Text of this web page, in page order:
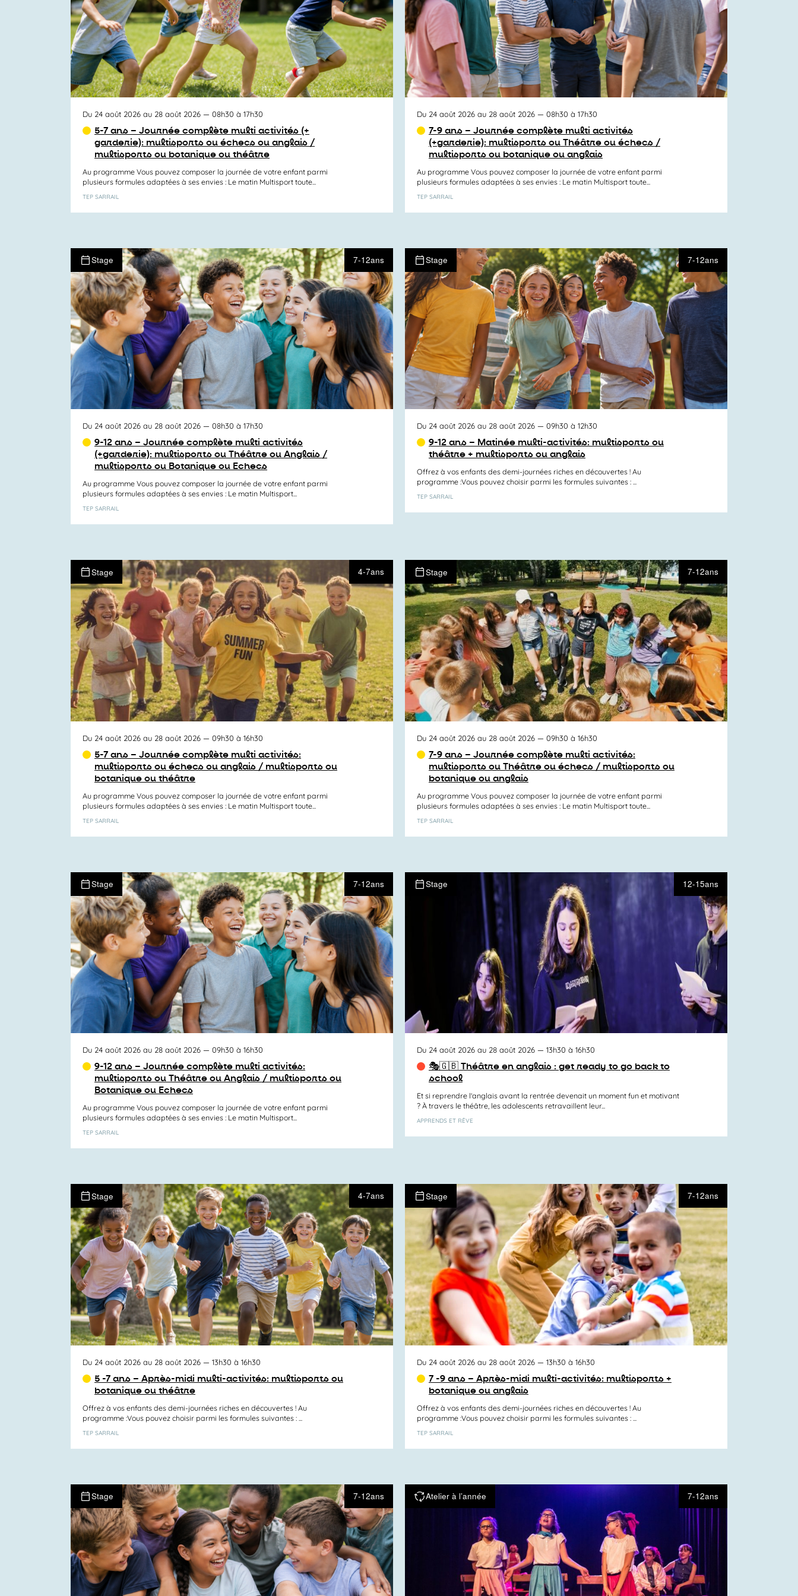
Activités
Du 24 août 2026 au 28 août 2026 — 08h30 à 17h30
5-7 ans – Journée complète multi activités (+
garderie): multisports ou échecs ou anglais /
multisports ou botanique ou théâtre
Au programme Vous pouvez composer la journée de votre enfant parmi
plusieurs formules adaptées à ses envies : Le matin Multisport toute...
TEP SARRAIL
Du 24 août 2026 au 28 août 2026— 08h30 à 17h30
7-9 ans – Journée complète multi activités
(+garderie): multisports ou Théâtre ou échecs /
multisports ou botanique ou anglais
Au programme Vous pouvez composer la journée de votre enfant parmi
plusieurs formules adaptées à ses envies : Le matin Multisport toute...
TEP SARRAIL
Stage 7-12ans
Du 24 août 2026 au 28 août 2026 — 08h30 à 17h30
9-12 ans – Journée complète multi activités
(+garderie): multisports ou Théâtre ou Anglais /
multisports ou Botanique ou Echecs
Au programme Vous pouvez composer la journée de votre enfant parmi
plusieurs formules adaptées à ses envies : Le matin Multisport...
TEP SARRAIL
Stage 7-12ans
Du 24 août 2026 au 28 août 2026— 09h30 à 12h30
9-12 ans – Matinée multi-activités: multisports ou
théâtre + multisports ou anglais
Offrez à vos enfants des demi-journées riches en découvertes ! Au
programme :Vous pouvez choisir parmi les formules suivantes : ...
TEP SARRAIL
Stage 4-7ans
Du 24 août 2026 au 28 août 2026 — 09h30 à 16h30
5-7 ans – Journée complète multi activités:
multisports ou échecs ou anglais / multisports ou
botanique ou théâtre
Au programme Vous pouvez composer la journée de votre enfant parmi
plusieurs formules adaptées à ses envies : Le matin Multisport toute...
TEP SARRAIL
Stage 7-12ans
Du 24 août 2026 au 28 août 2026— 09h30 à 16h30
7-9 ans – Journée complète multi activités:
multisports ou Théâtre ou échecs / multisports ou
botanique ou anglais
Au programme Vous pouvez composer la journée de votre enfant parmi
plusieurs formules adaptées à ses envies : Le matin Multisport toute...
TEP SARRAIL
Stage 7-12ans
Du 24 août 2026 au 28 août 2026 — 09h30 à 16h30
9-12 ans – Journée complète multi activités:
multisports ou Théâtre ou Anglais / multisports ou
Botanique ou Echecs
Au programme Vous pouvez composer la journée de votre enfant parmi
plusieurs formules adaptées à ses envies : Le matin Multisport...
TEP SARRAIL
Stage 12-15ans
Du 24 août 2026 au 28 août 2026— 13h30 à 16h30
🎭🇬🇧 Théâtre en anglais : get ready to go back to
school
Et si reprendre l’anglais avant la rentrée devenait un moment fun et motivant
? À travers le théâtre, les adolescents retravaillent leur...
APPRENDS ET RÊVE
Stage 4-7ans
Du 24 août 2026 au 28 août 2026 — 13h30 à 16h30
5 -7 ans – Après-midi multi-activités: multisports ou
botanique ou théâtre
Offrez à vos enfants des demi-journées riches en découvertes ! Au
programme :Vous pouvez choisir parmi les formules suivantes : ...
TEP SARRAIL
Stage 7-12ans
Du 24 août 2026 au 28 août 2026— 13h30 à 16h30
7 -9 ans – Après-midi multi-activités: multisports +
botanique ou anglais
Offrez à vos enfants des demi-journées riches en découvertes ! Au
programme :Vous pouvez choisir parmi les formules suivantes : ...
TEP SARRAIL
Stage 7-12ans Atelier à l’année 7-12ans